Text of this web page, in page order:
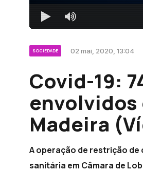
SOCIEDADE 02 mai, 2020, 13:04
Covid-19:
envolvidos
Madeira
A operação de restrição
sanitária em Câmara de